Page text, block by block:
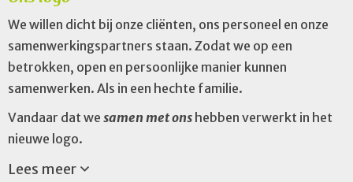
We willen dicht bij onze cliënten, ons personeel en onze
samenwerkingspartners staan. Zodat we op een
betrokken, open en persoonlijke manier kunnen
samenwerken. Als in een hechte familie.
Vandaar dat we samen met ons hebben verwerkt in het
nieuwe logo.
Lees meer